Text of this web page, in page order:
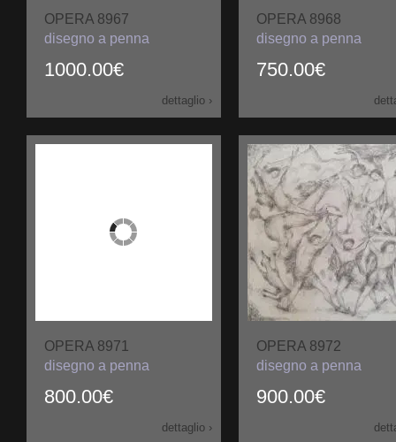
OPERA 8967
1000.00€
disegno a penna
dettaglio ›
OPERA 8968
750.00€
disegno a penna
OPERA 8971
800.00€
disegno a penna
dettaglio ›
OPERA 8972
900.00€
disegno a penna